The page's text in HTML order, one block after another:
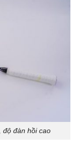
độ đàn hồi cao